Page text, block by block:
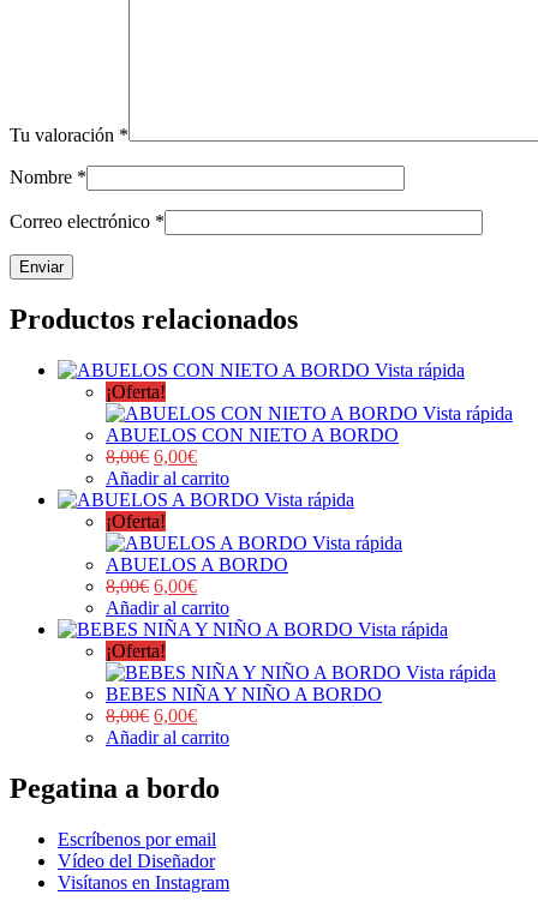
Tu valoración *
Nombre *
Correo electrónico *
Productos relacionados
Vista rápida
¡Oferta!
Vista rápida
ABUELOS CON NIETO A BORDO
8,00€ 6,00€
Añadir al carrito
Vista rápida
¡Oferta!
Vista rápida
ABUELOS A BORDO
8,00€ 6,00€
Añadir al carrito
Vista rápida
¡Oferta!
Vista rápida
BEBES NIÑA Y NIÑO A BORDO
8,00€ 6,00€
Añadir al carrito
Pegatina a bordo
Escríbenos por email
Vídeo del Diseñador
Visítanos en Instagram